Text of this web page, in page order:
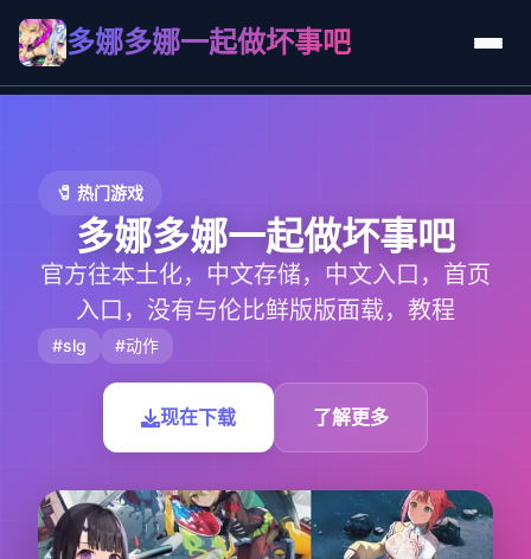
多娜多娜一起做坏事吧
🧷 热门游戏
多娜多娜一起做坏事吧
官方往本土化，中文存储，中文入口，首页
入口，没有与伦比鲜版版面载，教程
#slg #动作
现在下载 了解更多